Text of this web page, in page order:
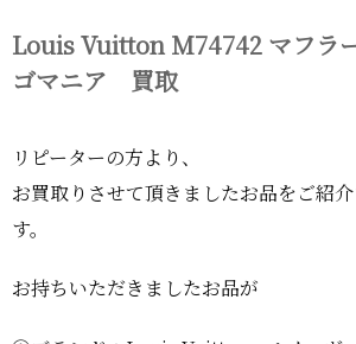
Louis Vuitton M74742 マフラ
ゴマニア 買取
リピーターの方より、
お買取りさせて頂きましたお品をご紹
す。
お持ちいただきましたお品が